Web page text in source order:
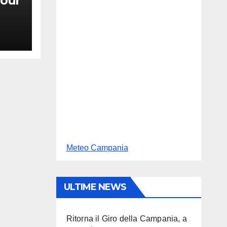
Meteo Campania
ULTIME NEWS
Ritorna il Giro della Campania, a